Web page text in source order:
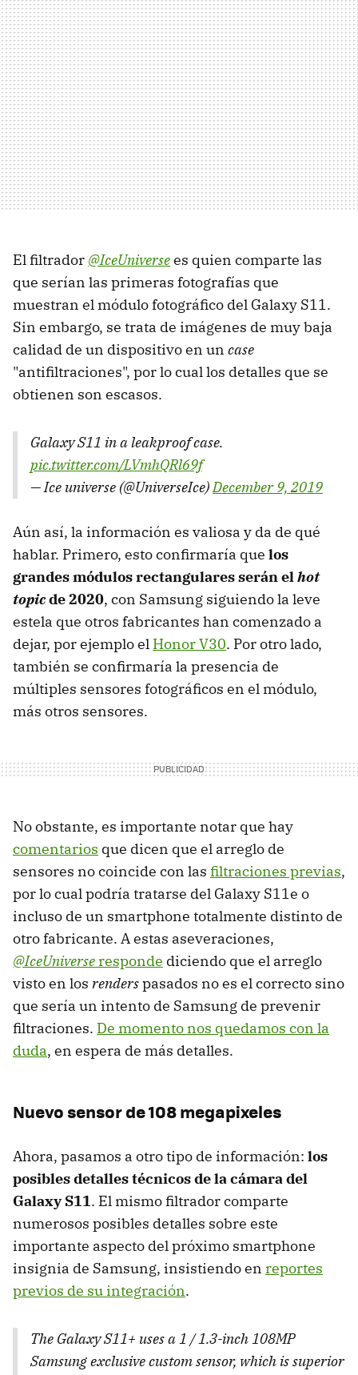
El filtrador @IceUniversees quien comparte las
que serían las primeras fotografías que
muestran el módulo fotográfico del Galaxy S11.
Sin embargo, se trata de imágenes de muy baja
calidad de un dispositivo en un case
"antifiltraciones", por lo cual los detalles que se
obtienen son escasos.
Galaxy S11 in a leakproof case.
pic.twitter.com/LVmhQRl69f
— Ice universe (@UniverseIce)December 9, 2019
Aún así, la información es valiosa y da de qué
hablar. Primero, esto confirmaría que los
grandes módulos rectangulares serán elhot
topicde 2020, con Samsung siguiendo la leve
estela que otros fabricantes han comenzado a
dejar, por ejemplo el Honor V30. Por otro lado,
también se confirmaría la presencia de
múltiples sensores fotográficos en el módulo,
más otros sensores.
No obstante, es importante notar que hay
comentarios que dicen que el arreglo de
sensores no coincide con las filtraciones previas,
por lo cual podría tratarse del Galaxy S11e o
incluso de un smartphone totalmente distinto de
otro fabricante. A estas aseveraciones,
@IceUniverseresponde diciendo que el arreglo
visto en los renderspasados no es el correcto sino
que sería un intento de Samsung de prevenir
filtraciones. De momento nos quedamos con la
duda, en espera de más detalles.
Nuevo sensor de 108 megapixeles
Ahora, pasamos a otro tipo de información: los
posibles detalles técnicos de la cámara del
Galaxy S11. El mismo filtrador comparte
numerosos posibles detalles sobre este
importante aspecto del próximo smartphone
insignia de Samsung, insistiendo en reportes
previos de su integración.
The Galaxy S11+ uses a 1 / 1.3-inch 108MP
Samsung exclusive custom sensor, which is superior